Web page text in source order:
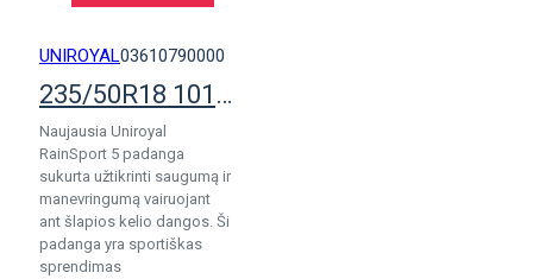
UNIROYAL03610790000
235/50R18 101Y Uniroyal RainSport 5
Naujausia Uniroyal
RainSport 5 padanga
sukurta užtikrinti saugumą ir
manevringumą vairuojant
ant šlapios kelio dangos. Ši
padanga yra sportiškas
sprendimas